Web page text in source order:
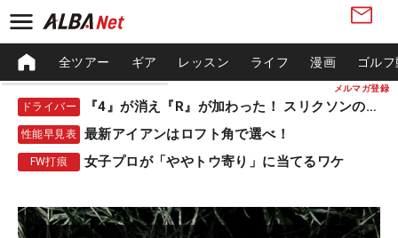
メルマガ登録
全ツアー ギア レッスン ライフ 漫画 ゴル
ドライバー 『4』が消え『R』が加わった！ スリクソンの新作
性能早見表 最新アイアンはロフト角で選べ！
FW打痕 女子プロが「ややトウ寄り」に当てるワケ